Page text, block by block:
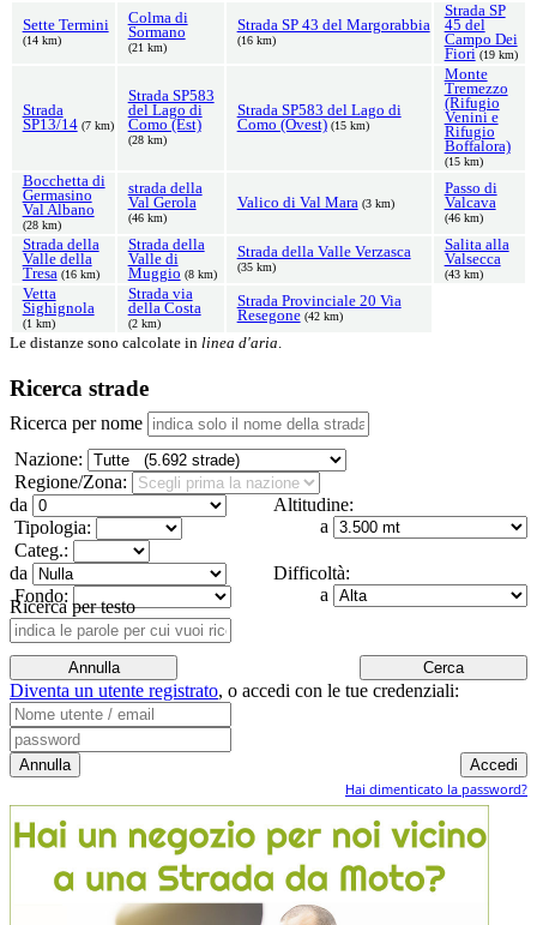
Sette Termini
(14 km)
Colma di
Sormano
(21 km)
Strada SP 43 del Margorabbia
(16 km)
Strada SP
45 del
Campo Dei
Fiori (19 km)
Strada
SP13/14 (7 km)
Strada SP583
del Lago di
Como (Est)
(28 km)
Strada SP583 del Lago di
Como (Ovest) (15 km)
Monte
Tremezzo
(Rifugio
Venini e
Rifugio
Boffalora)
(15 km)
Bocchetta di
Germasino
Val Albano
(28 km)
strada della
Val Gerola
(46 km)
Valico di Val Mara (3 km)
Passo di
Valcava
(46 km)
Strada della
Valle della
Tresa (16 km)
Strada della
Valle di
Muggio (8 km)
Strada della Valle Verzasca
(35 km)
Salita alla
Valsecca
(43 km)
Vetta
Sighignola
(1 km)
Strada via
della Costa
(2 km)
Strada Provinciale 20 Via
Resegone (42 km)
Le distanze sono calcolate in linea d'aria.
Ricerca strade
Ricerca per nome
Nazione:
Regione/Zona:
Altitudine:
da
a
Tipologia:
Categ.:
Difficoltà:
da
a
Fondo:
Ricerca per testo
Diventa un utente registrato, o accedi con le tue credenziali:
Hai dimenticato la password?